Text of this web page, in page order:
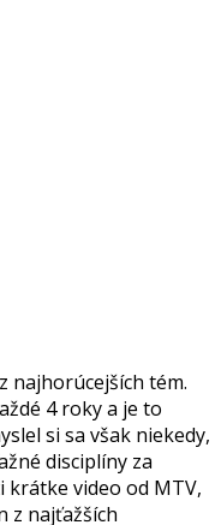
najhorúcejších tém.
4 roky a je to
si sa však niekedy,
disciplíny za
krátke video od MTV,
z najťažších